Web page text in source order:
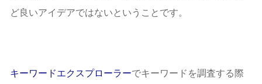
ど良いアイデアではないということです。
キーワードエクスプローラーでキーワードを調査する際